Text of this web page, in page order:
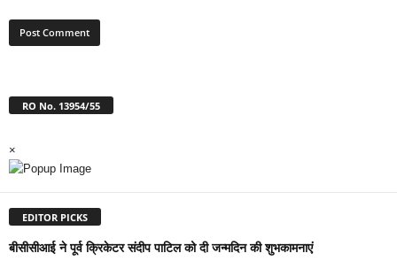
RO No. 13954/55
×
EDITOR PICKS
बीसीसीआई ने पूर्व क्रिकेटर संदीप पाटिल को दी जन्मदिन की शुभकामनाएं